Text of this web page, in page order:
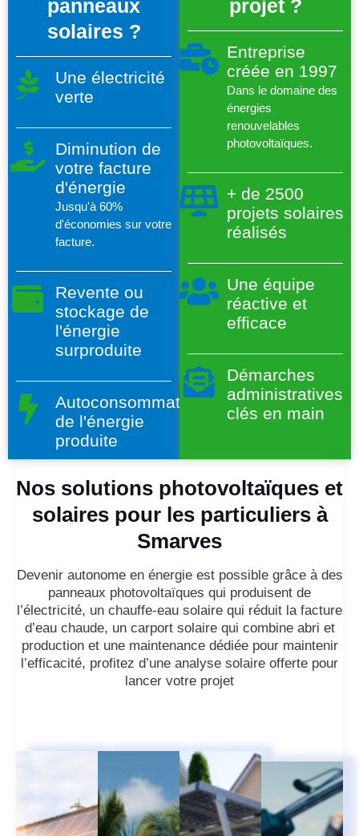
panneaux
solaires ?
Une électricité
verte
Diminution de
votre facture
d'énergie
Jusqu'à 60%
d'économies sur votre
facture.
Revente ou
stockage de
l'énergie
surproduite
Autoconsommation
de l'énergie
produite
projet ?
Entreprise
créée en 1997
Dans le domaine des
énergies
renouvelables
photovoltaïques.
+ de 2500
projets solaires
réalisés
Une équipe
réactive et
efficace
Démarches
administratives
clés en main
Nos solutions photovoltaïques et
solaires pour les particuliers à
Smarves
Devenir autonome en énergie est possible grâce à des
panneaux photovoltaïques qui produisent de
l’électricité, un chauffe-eau solaire qui réduit la facture
d’eau chaude, un carport solaire qui combine abri et
production et une maintenance dédiée pour maintenir
l’efficacité, profitez d’une analyse solaire offerte pour
lancer votre projet